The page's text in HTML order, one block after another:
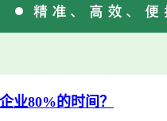
业80%的时间？